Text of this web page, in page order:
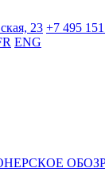
23 +7 495
ENG